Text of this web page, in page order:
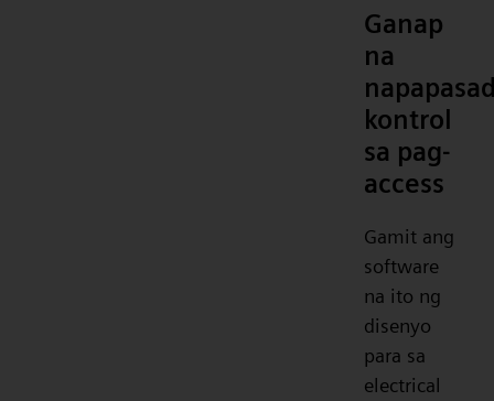
Ganap
na
kontrol
sa pag-
access
Gamit ang
software
na ito ng
disenyo
para sa
electrical